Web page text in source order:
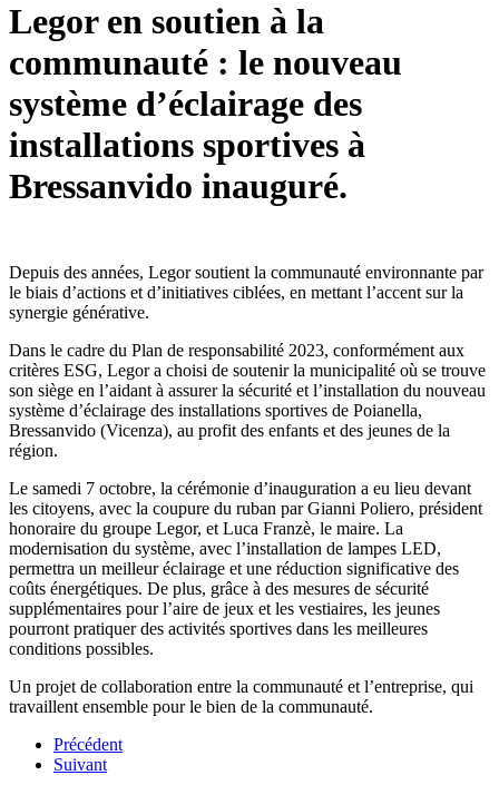
Legor en soutien à la
communauté : le nouveau
système d’éclairage des
installations sportives à
Bressanvido inauguré.
Depuis des années, Legor soutient la communauté environnante par
le biais d’actions et d’initiatives ciblées, en mettant l’accent sur la
synergie générative.
Dans le cadre du Plan de responsabilité 2023, conformément aux
critères ESG, Legor a choisi de soutenir la municipalité où se trouve
son siège en l’aidant à assurer la sécurité et l’installation du nouveau
système d’éclairage des installations sportives de Poianella,
Bressanvido (Vicenza), au profit des enfants et des jeunes de la
région.
Le samedi 7 octobre, la cérémonie d’inauguration a eu lieu devant
les citoyens, avec la coupure du ruban par Gianni Poliero, président
honoraire du groupe Legor, et Luca Franzè, le maire. La
modernisation du système, avec l’installation de lampes LED,
permettra un meilleur éclairage et une réduction significative des
coûts énergétiques. De plus, grâce à des mesures de sécurité
supplémentaires pour l’aire de jeux et les vestiaires, les jeunes
pourront pratiquer des activités sportives dans les meilleures
conditions possibles.
Un projet de collaboration entre la communauté et l’entreprise, qui
travaillent ensemble pour le bien de la communauté.
Précédent
Suivant